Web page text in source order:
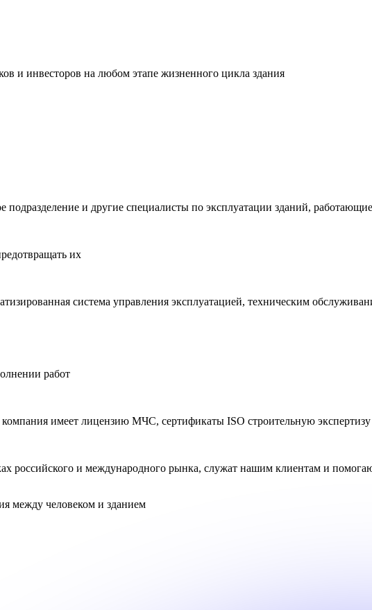
и инвесторов на любом этапе жизненного цикла здания
подразделение и другие специалисты по эксплуатации зданий,
их
система управления эксплуатацией, техническим
работ
имеет лицензию МЧС, сертификаты ISO строительную
российского и международного рынка, служат нашим клиентам и
между человеком и зданием